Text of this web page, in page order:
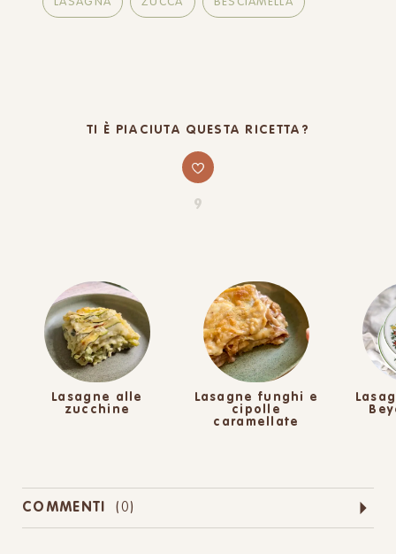
LASAGNA ZUCCA BESCIAMELLA
TI È PIACIUTA QUESTA RICETTA?
9
Lasagne alle
zucchine
Lasagne funghi e
cipolle
caramellate
COMMENTI (0)